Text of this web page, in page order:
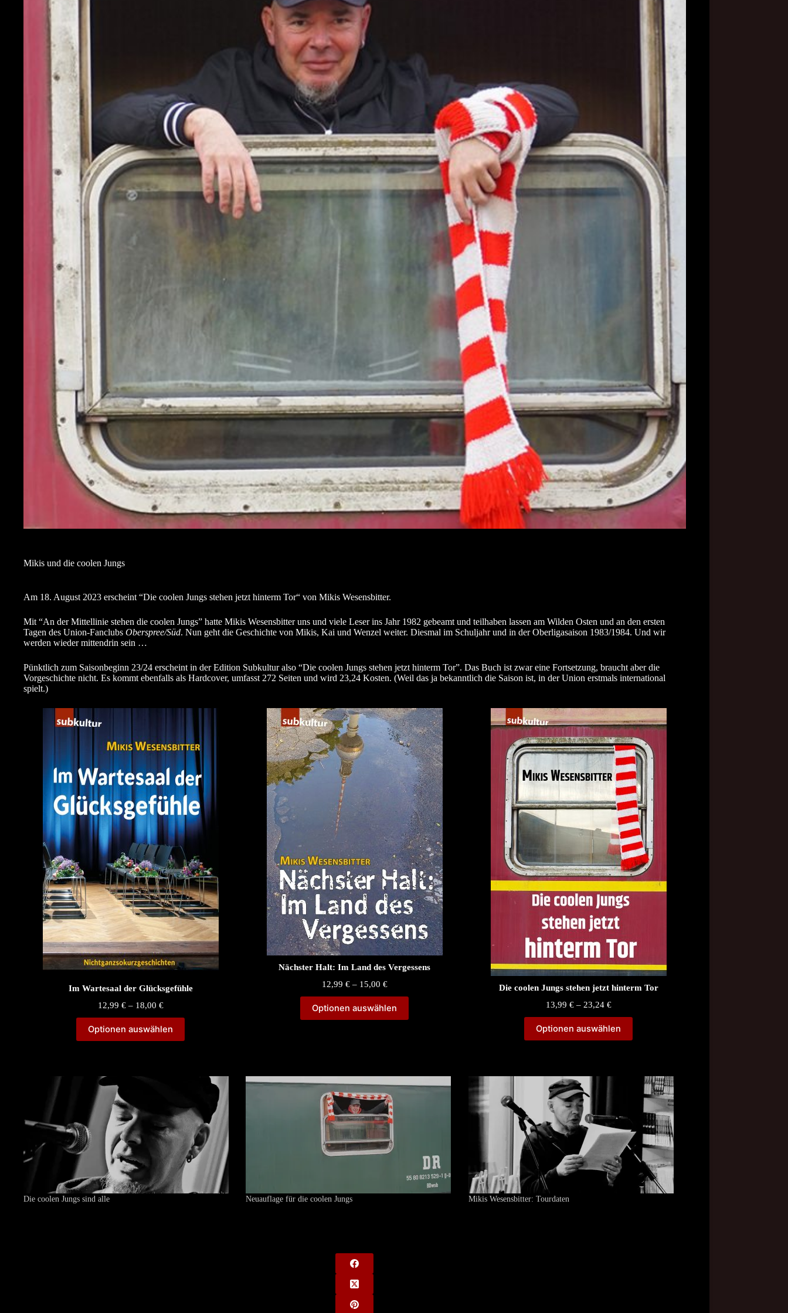
Mikis und die coolen Jungs
Am 18. August 2023 erscheint “Die coolen Jungs stehen jetzt hinterm Tor“ von Mikis Wesensbitter.
Mit “An der Mittellinie stehen die coolen Jungs” hatte Mikis Wesensbitter uns und viele Leser ins Jahr 1982 gebeamt und teilhaben lassen am Wilden Osten und an den ersten
Tagen des Union-Fanclubs Oberspree/Süd. Nun geht die Geschichte von Mikis, Kai und Wenzel weiter. Diesmal im Schuljahr und in der Oberligasaison 1983/1984. Und wir
werden wieder mittendrin sein …
Pünktlich zum Saisonbeginn 23/24 erscheint in der Edition Subkultur also “Die coolen Jungs stehen jetzt hinterm Tor”. Das Buch ist zwar eine Fortsetzung, braucht aber die
Vorgeschichte nicht. Es kommt ebenfalls als Hardcover, umfasst 272 Seiten und wird 23,24 Kosten. (Weil das ja bekanntlich die Saison ist, in der Union erstmals international
spielt.)
Im Wartesaal der Glücksgefühle
12,99 € – 18,00 €Price
through
18,00 €
Optionen auswählen
Nächster Halt: Im Land des Vergessens
12,99 € – 15,00 €Price
through
15,00 €
Optionen auswählen
Die coolen Jungs stehen jetzt hinterm Tor
13,99 € – 23,24 €Price
through
23,24 €
Optionen auswählen
Die coolen Jungs sind alle Neuauflage für die coolen Jungs Mikis Wesensbitter: Tourdaten